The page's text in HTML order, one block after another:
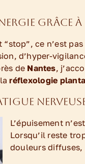
grâce à
ce n’est
d’hyper-
de Nantes,
laréflexologie
L’épuisement
Lorsqu’il reste
douleurs diffuses,